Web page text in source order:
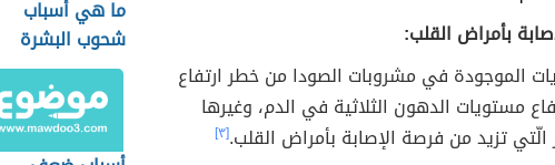
بأمراض القلب:
الموجودة في مشروبات الصودا من خطر ارتفاع
مستويات الدهون الثلاثية في الدم، وغيرها
تزيد من فرصة الإصابة بأمراض القلب.[٣]
ما هي أسباب
شحوب البشرة